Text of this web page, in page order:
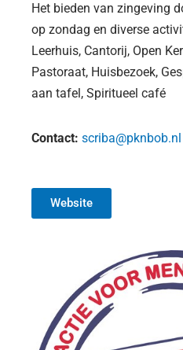
Het bieden van zingeving
op zondag en diverse
Leerhuis, Cantorij, Open
Pastoraat, Huisbezoek,
aan tafel, Spiritueel café
Contact: scriba@pknbob.nl
Website